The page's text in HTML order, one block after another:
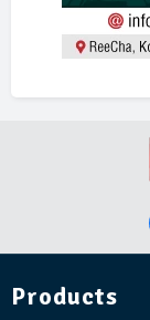
Products